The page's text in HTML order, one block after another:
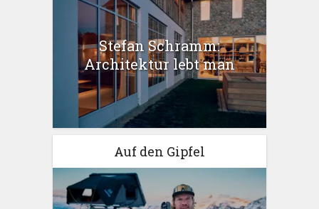
Stefan Schramm:
Architektur lebt man
Auf den Gipfel